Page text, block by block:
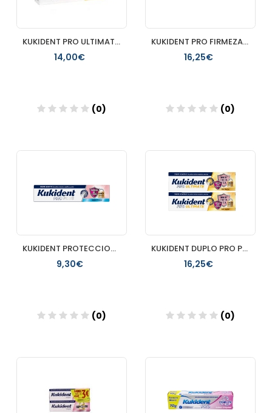
KUKIDENT PRO ULTIMATE 1 TUBO 57 G SABOR FRESCO
14,00€
(0)
KUKIDENT PRO FIRMEZA AL MASTICAR 1 ENVASE 40 G SIN SABOR DU
16,25€
(0)
KUKIDENT PROTECCION DUAL 40 GR
9,30€
(0)
KUKIDENT DUPLO PRO PLUS BARRERA ANTICOMIDA 2X40GR
16,25€
(0)